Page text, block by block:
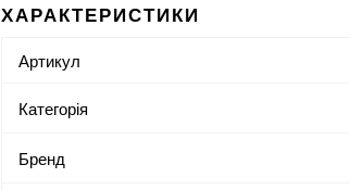
ХАРАКТЕРИСТИКИ
Артикул
Категорія
Бренд